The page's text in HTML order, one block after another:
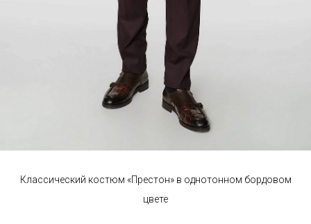
Классический костюм «Престон» в однотонном бордовом
цвете